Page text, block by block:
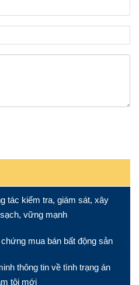
tác kiểm tra, giám sát, xây
vững mạnh
mua bán bất động sản
thông tin về tình trạng án
tội mới